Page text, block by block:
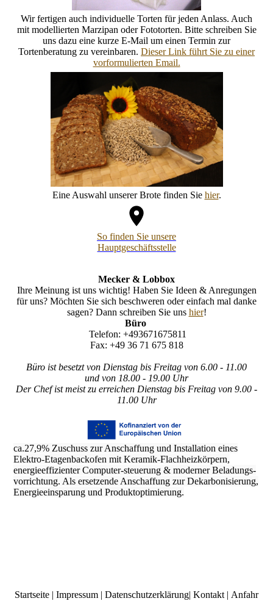
Wir fertigen auch individuelle Torten für jeden Anlass. Auch
mit modellierten Marzipan oder Fototorten. Bitte schreiben Sie
uns dazu eine kurze E-Mail um einen Termin zur
Tortenberatung zu vereinbaren. Dieser Link führt Sie zu einer
vorformulierten Email.
Eine Auswahl unserer Brote finden Sie hier.
So finden Sie unsere
Hauptgeschäftsstelle
Mecker & Lobbox
Ihre Meinung ist uns wichtig! Haben Sie Ideen & Anregungen
für uns? Möchten Sie sich beschweren oder einfach mal danke
sagen? Dann schreiben Sie uns hier!
Büro
Telefon: +493671675811
Fax: +49 36 71 675 818
Büro ist besetzt von Dienstag bis Freitag von 6.00 - 11.00
und von 18.00 - 19.00 Uhr
Der Chef ist meist zu erreichen Dienstag bis Freitag von 9.00 -
11.00 Uhr
ca.27,9% Zuschuss zur Anschaffung und Installation eines
Elektro-Etagenbackofen mit Keramik-Flachheizkörpern,
energieeffizienter Computer-steuerung & moderner Beladungs-
vorrichtung. Als ersetzende Anschaffung zur Dekarbonisierung,
Energieeinsparung und Produktoptimierung.
Startseite | Impressum | Datenschutzerklärung| Kontakt | Anfahr